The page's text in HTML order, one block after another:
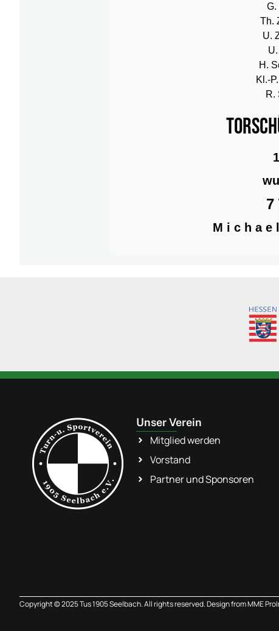
G.
Th.
U.
H.
Kl.-
R.
7
M i c h a e
Unser Verein
Mitglied werden
Vorstand
Partner und Sponsoren
Copyright © 2025 Tus 1905 Seelbach. All rights reserved. Design fromMME Pro